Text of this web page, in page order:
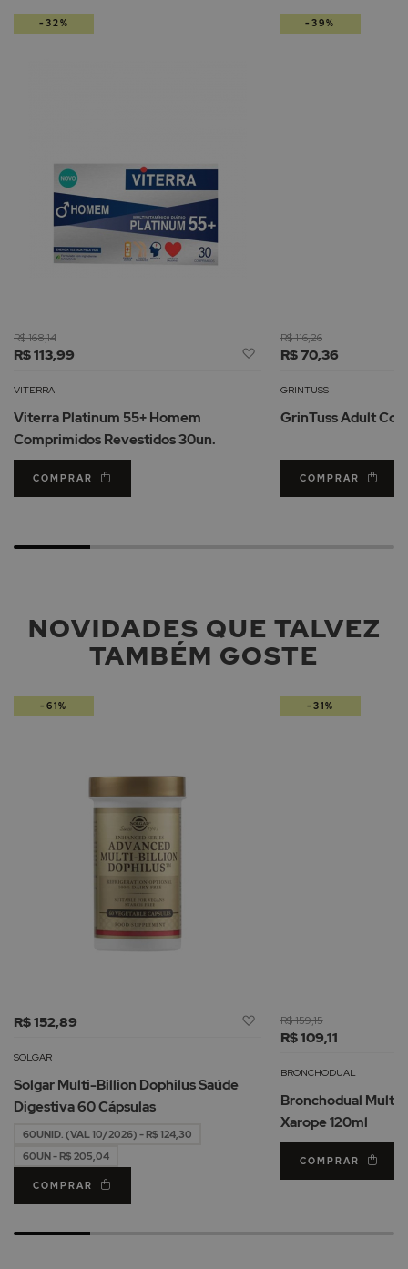
R$ 113,99
R$ 168,14
Adicionar
Lista
Desejos
VITERRA
Viterra Platinum 55+ Homem
Comprimidos Revestidos 30un.
COMPRAR
-32%
R$ 70,36
R$ 116,26
GRINTUSS
GrinTuss Adult
COMPRAR
-39%
NOVIDADES QUE TALVEZ
TAMBÉM GOSTE
R$ 152,89
Adicionar
Desejos
SOLGAR
Solgar Multi-Billion Dophilus Saúde
Digestiva 60 Cápsulas
60UNID. (VAL 10/2026) - R$ 124,30
60UN - R$ 205,04
COMPRAR
-61%
R$ 109,11
R$ 159,15
BRONCHODUAL
Bronchodual Multi-
Xarope 120ml
COMPRAR
-31%